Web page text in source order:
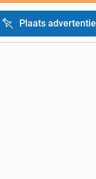
Plaats advertentie